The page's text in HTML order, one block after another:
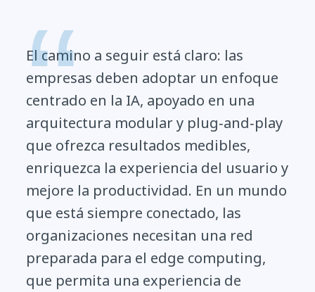
El camino a seguir está claro: las
empresas deben adoptar un enfoque
centrado en la IA, apoyado en una
arquitectura modular y plug‑and‑play
que ofrezca resultados medibles,
enriquezca la experiencia del usuario y
mejore la productividad. En un mundo
que está siempre conectado, las
organizaciones necesitan una red
preparada para el edge computing,
que permita una experiencia de